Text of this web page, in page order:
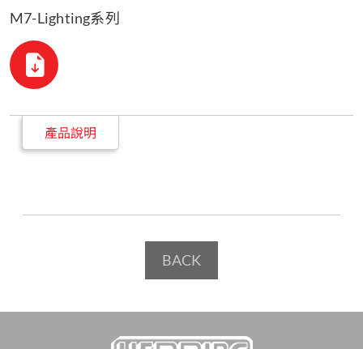
M7-Lighting系列
產品說明
BACK